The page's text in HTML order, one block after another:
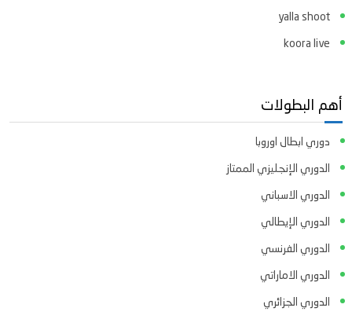
yalla shoot
koora live
أهم البطولات
دوري ابطال اوروبا
الدوري الإنجليزي الممتاز
الدوري الاسباني
الدوري الإيطالي
الدوري الفرنسي
الدوري الاماراتي
الدوري الجزائري